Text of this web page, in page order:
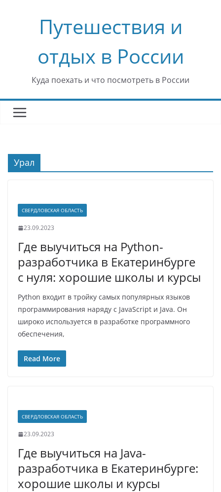
содержимомуПутешествия и
отдых в России
Куда поехать и что посмотреть в России
Урал
СВЕРДЛОВСКАЯ ОБЛАСТЬ
23.09.2023
Где выучиться на Python-
разработчика в Екатеринбурге
с нуля: хорошие школы и курсы
Python входит в тройку самых популярных языков
программирования наряду с JavaScript и Java. Он
широко используется в разработке программного
обеспечения,
Read More
СВЕРДЛОВСКАЯ ОБЛАСТЬ
23.09.2023
Где выучиться на Java-
разработчика в Екатеринбурге:
хорошие школы и курсы